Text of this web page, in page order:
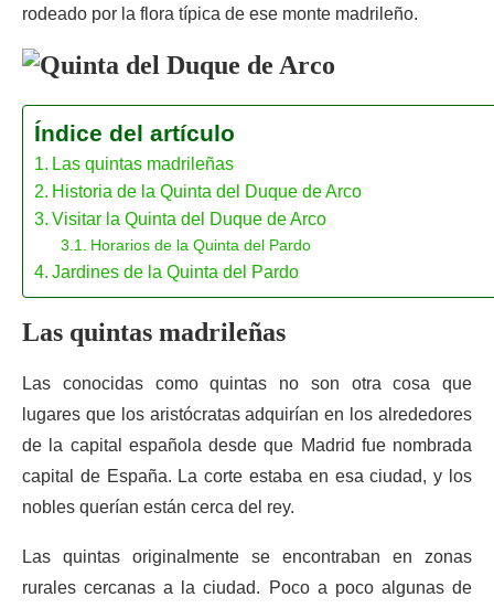
rodeado por la flora típica de ese monte madrileño.
Índice del artículo
Las quintas madrileñas
Historia de la Quinta del Duque de Arco
Visitar la Quinta del Duque de Arco
Horarios de la Quinta del Pardo
Jardines de la Quinta del Pardo
Las quintas madrileñas
Las conocidas como quintas no son otra cosa que
lugares que los aristócratas adquirían en los alrededores
de la capital española desde que Madrid fue nombrada
capital de España. La corte estaba en esa ciudad, y los
nobles querían están cerca del rey.
Las quintas originalmente se encontraban en zonas
rurales cercanas a la ciudad. Poco a poco algunas de